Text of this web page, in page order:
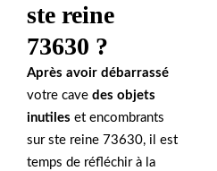
ste reine
73630 ?
Après avoir débarrassé
votre cave des objets
inutiles et encombrants
sur ste reine 73630, il est
temps de réfléchir à la